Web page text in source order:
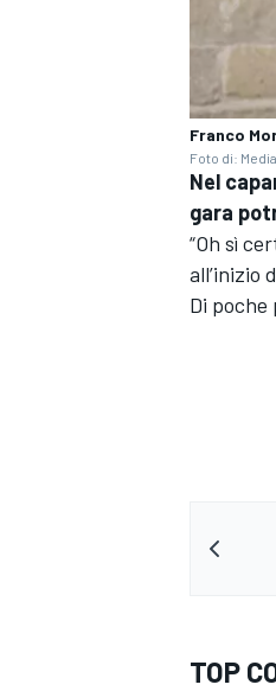
Franco
Foto di:
Nel
gara
“Oh sì
all’inizio
Di
TOP